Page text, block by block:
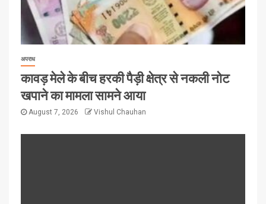
अपराध
कावड़ मेले के बीच हरकी पैड़ी क्षेत्र से नकली नोट
खपाने का मामला सामने आया
August 7, 2026 Vishul Chauhan